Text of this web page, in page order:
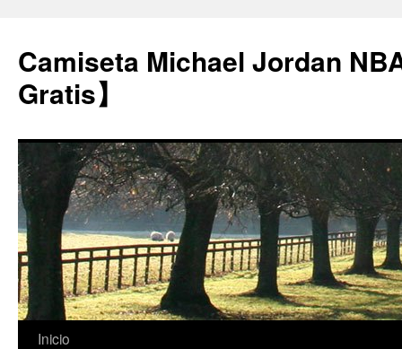
Camiseta Michael Jordan
Gratis】
Saltar
Inicio